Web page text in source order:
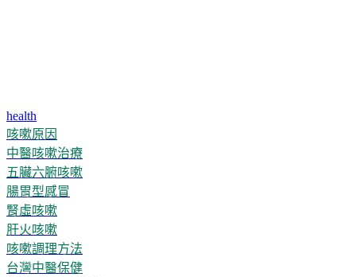
health
咳嗽原因
中醫咳嗽治療
五臟六腑咳嗽
腸胃型感冒
腎虛咳嗽
肝火咳嗽
咳嗽調理方法
台灣中醫保健